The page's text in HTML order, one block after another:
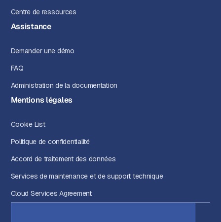
Centre de ressources
Assistance
Demander une démo
FAQ
Administration de la documentation
Mentions légales
Cookie List
Politique de confidentialité
Accord de traitement des données
Services de maintenance et de support technique
Cloud Services Agreement